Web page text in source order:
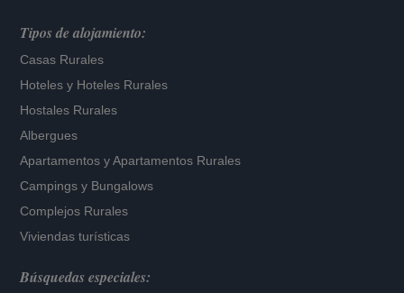
Tipos de alojamiento:
Casas Rurales
Hoteles y Hoteles Rurales
Hostales Rurales
Albergues
Apartamentos yApartamentos Rurales
Campings y Bungalows
Complejos Rurales
Viviendas turísticas
Búsquedas especiales: